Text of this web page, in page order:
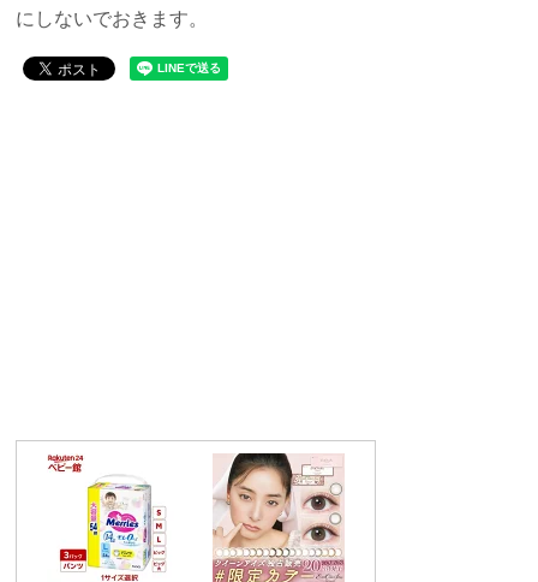
にしないでおきます。